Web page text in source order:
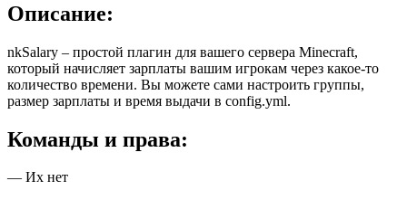
Описание:
nkSalary – простой плагин для вашего сервера Minecraft,
который начисляет зарплаты вашим игрокам через какое-то
количество времени. Вы можете сами настроить группы,
размер зарплаты и время выдачи в config.yml.
Команды и права:
— Их нет